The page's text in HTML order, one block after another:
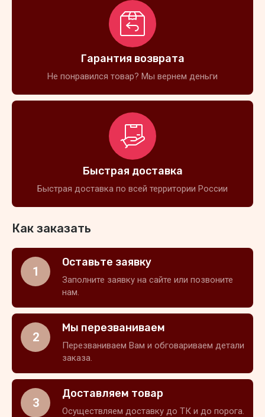
Гарантия возврата
Не понравился товар? Мы вернем деньги
Быстрая доставка
Быстрая доставка по всей территории России
Как заказать
1
Оставьте заявку
Заполните заявку на сайте или позвоните
нам.
2
Мы перезваниваем
Перезваниваем Вам и обговариваем детали
заказа.
3
Доставляем товар
Осуществляем доставку до ТК и до порога.